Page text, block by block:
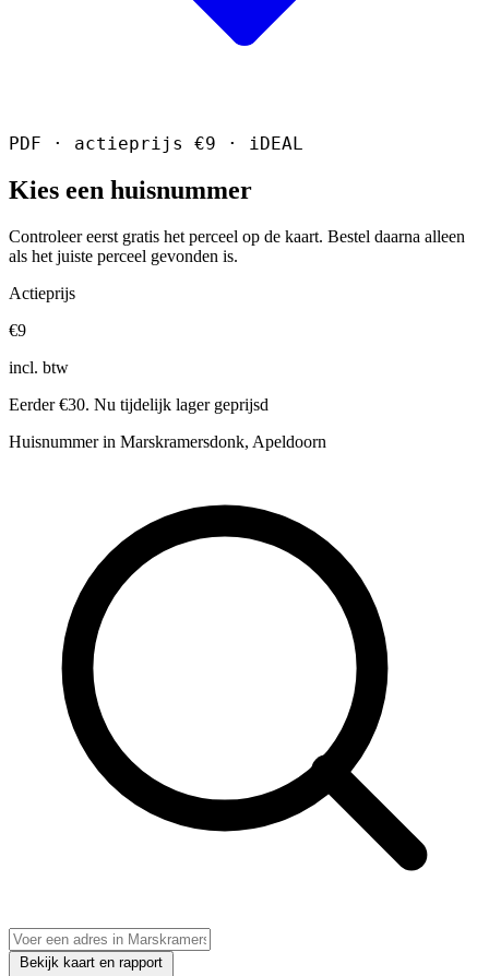
PDF · actieprijs €9 · iDEAL
Kies een huisnummer
Controleer eerst gratis het perceel op de kaart. Bestel daarna alleen
als het juiste perceel gevonden is.
Actieprijs
€9
incl. btw
Eerder €30. Nu tijdelijk lager geprijsd
Huisnummer in Marskramersdonk, Apeldoorn
Bekijk kaart en rapport